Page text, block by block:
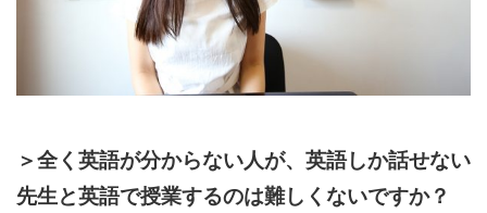
＞全く英語が分からない人が、英語しか話せない
先生と英語で授業するのは難しくないですか？